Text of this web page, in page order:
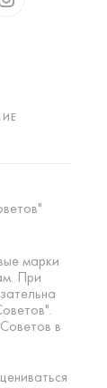
марки
При
в